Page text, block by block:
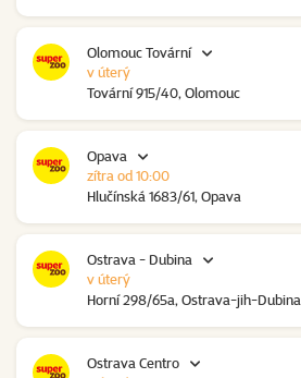
Olomouc Tovární
Tovární 915/40, Olomouc
v úterý
Opava
Hlučínská 1683/61, Opava
zítra od 10:00
Ostrava - Dubina
Horní 298/65a, Ostrava-jih-Dubina
v úterý
Ostrava Centro